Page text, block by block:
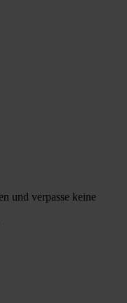
und verpasse keine